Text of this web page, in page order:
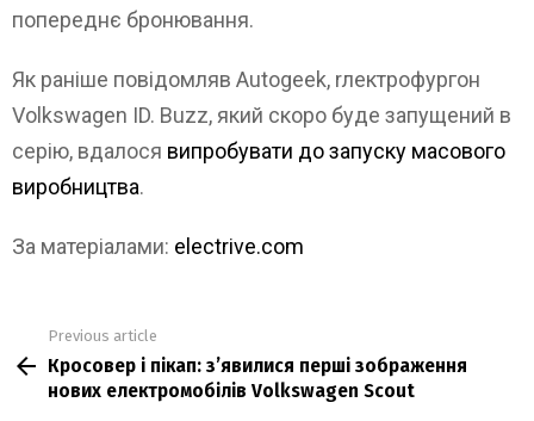
попереднє бронювання.
Як раніше повідомляв Autogeek, rлектрофургон
Volkswagen ID. Buzz, який скоро буде запущений в
серію, вдалося випробувати до запуску масового
виробництва.
За матеріалами: electrive.com
more
Previous article
Кросовер і пікап: зʼявилися перші зображення
нових електромобілів Volkswagen Scout